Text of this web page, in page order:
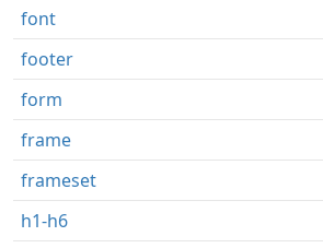
font
footer
form
frame
frameset
h1-h6